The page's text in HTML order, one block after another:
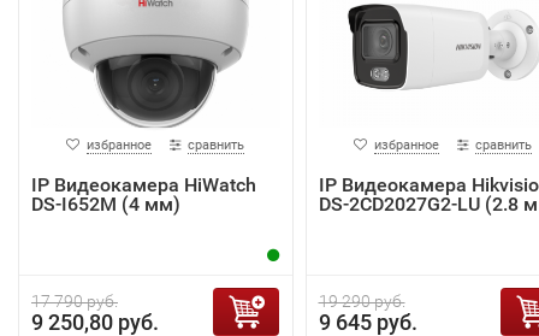
избранное сравнить
IP Видеокамера HiWatch
DS-I652M (4 мм)
17 790 руб.
9 250,80 руб.
избранное сравнить
IP Видеокамера
DS-2CD2027G2-LU (2.8
19 290 руб.
9 645 руб.